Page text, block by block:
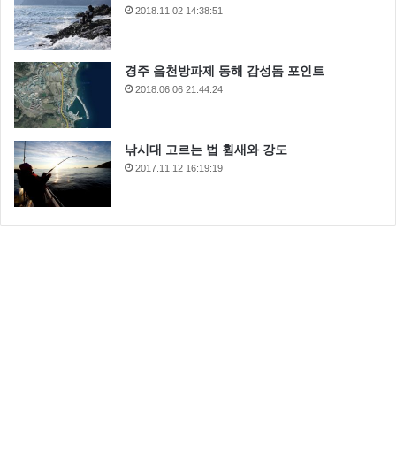
2018.11.02 14:38:51
경주 읍천방파제 동해 감성돔 포인트
2018.06.06 21:44:24
낚시대 고르는 법 휨새와 강도
2017.11.12 16:19:19